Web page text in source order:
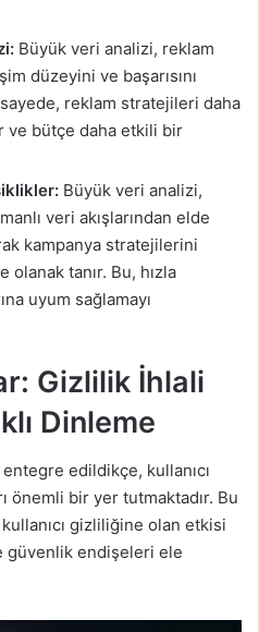
Büyük veri analizi, reklam
düzeyini ve başarısını
reklam stratejileri daha
bütçe daha etkili bir
Büyük veri analizi,
veri akışlarından elde
kampanya stratejilerini
olanak tanır. Bu, hızla
uyum sağlamayı
Gizlilik İhlali
Dinleme
edildikçe, kullanıcı
önemli bir yer tutmaktadır. Bu
gizliliğine olan etkisi
güvenlik endişeleri ele